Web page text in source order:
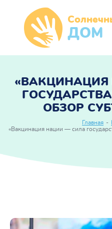
ДОМ
ОБЗОР
Главная -
«Вакцинация нации — сила